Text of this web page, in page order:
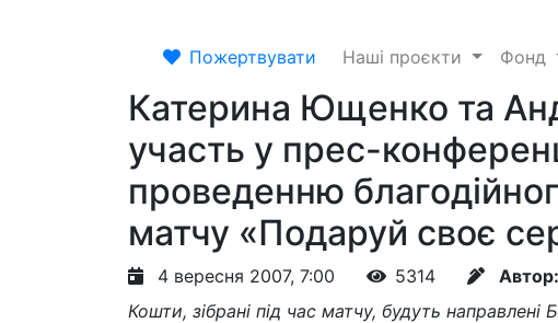
Пожертвувати Наші проєкти Фонд
Катерина Ющенко та
участь у прес-
проведенню
матчу «Подаруй своє
4 вересня 2007, 7:00 5314 Автор:
Кошти, зібрані під час матчу, будуть